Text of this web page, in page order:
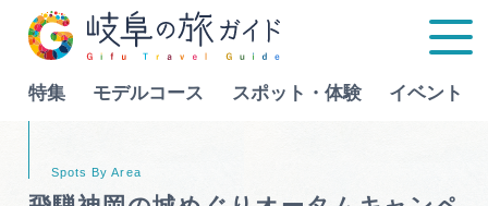
特集 モデルコース スポット・体験 イベント
Language